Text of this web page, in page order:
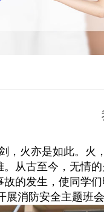
，火亦是如此。火
。从古至今，无情
故的发生，使同学
展消防安全主题班会